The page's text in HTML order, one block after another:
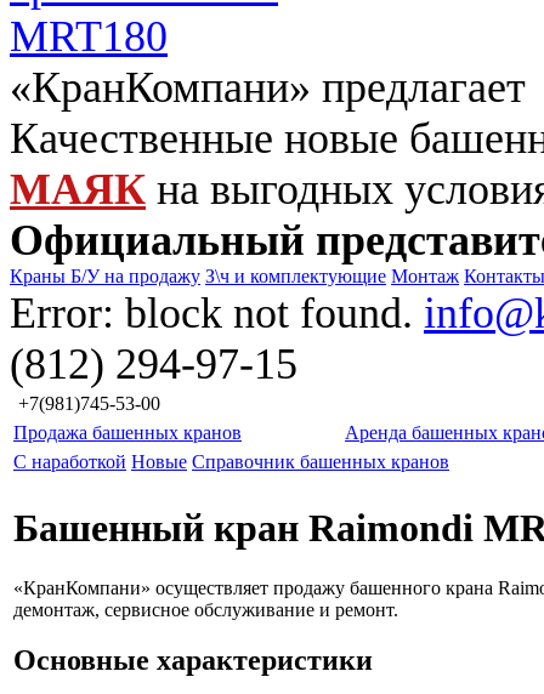
«КранКомпани» предлагает
Качественные новые
МАЯК на выгодных
Официальный
Краны Б/У на продажу З\ч и комплектующие Монтаж Контакты
Error: block not found.
(812) 294-97-15
+7(981)745-53-00
Продажа башенных кранов
Аренда башенных
С наработкой Новые Справочник башенных кранов
Башенный кран Raimondi
«КранКомпани» осуществляет продажу башенного крана
демонтаж, сервисное обслуживание и ремонт.
Основные характеристики